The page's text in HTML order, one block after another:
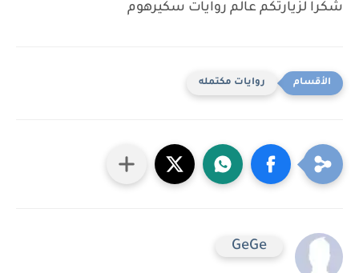
شكرا لزيارتكم عالم روايات سكيرهوم
روايات مكتمله
GeGe